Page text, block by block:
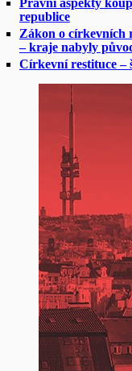
republice
Zákon o církevních
– kraje nabyly
Církevní restituce –